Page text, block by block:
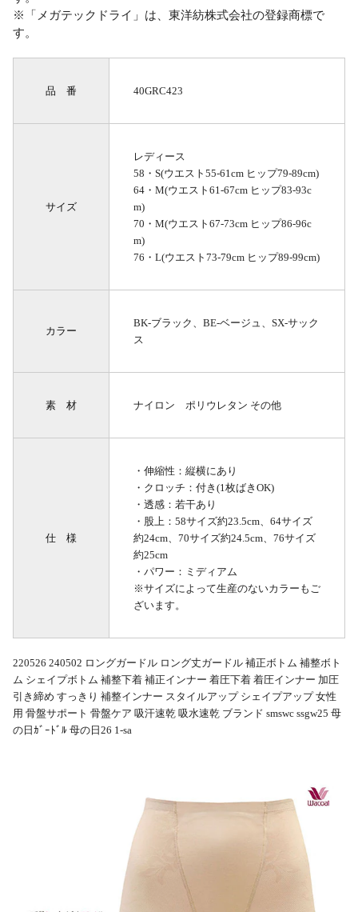
※「メガテックドライ」は、東洋紡株式会社の登録商標で
す。
品 番 40GRC423
サイズ
レディース
58・S(ウエスト55-61cm ヒップ79-89cm)
64・M(ウエスト61-67cm ヒップ83-93c
m)
70・M(ウエスト67-73cm ヒップ86-96c
m)
76・L(ウエスト73-79cm ヒップ89-99cm)
カラー
BK-ブラック、BE-ベージュ、SX-サック
ス
素 材 ナイロン ポリウレタン その他
仕 様
・伸縮性：縦横にあり
・クロッチ：付き(1枚ばきOK)
・透感：若干あり
・股上：58サイズ約23.5cm、64サイズ
約24cm、70サイズ約24.5cm、76サイズ
約25cm
・パワー：ミディアム
※サイズによって生産のないカラーもご
ざいます。
220526 240502 ロングガードル ロング丈ガードル 補正ボトム 補整ボト
ム シェイプボトム 補整下着 補正インナー 着圧下着 着圧インナー 加圧
引き締め すっきり 補整インナー スタイルアップ シェイプアップ 女性
用 骨盤サポート 骨盤ケア 吸汗速乾 吸水速乾 ブランド smswc ssgw25 母
の日ｶﾞｰﾄﾞﾙ 母の日26 1-sa